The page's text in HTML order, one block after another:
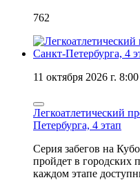
762
11 октября 2026 г. 8:00
Легкоатлетический
Петербурга, 4 этап
Серия забегов на
пройдет в городских
каждом этапе